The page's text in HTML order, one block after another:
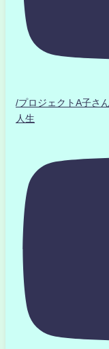
/プロジェクトA子さ
人生